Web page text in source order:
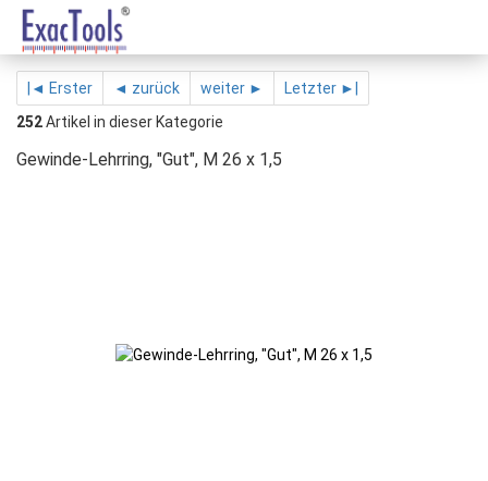
|◄ Erster ◄ zurück weiter ►
Letzter ►|
252Artikel in dieser Kategorie
Gewinde-Lehrring, "Gut", M 26 x 1,5